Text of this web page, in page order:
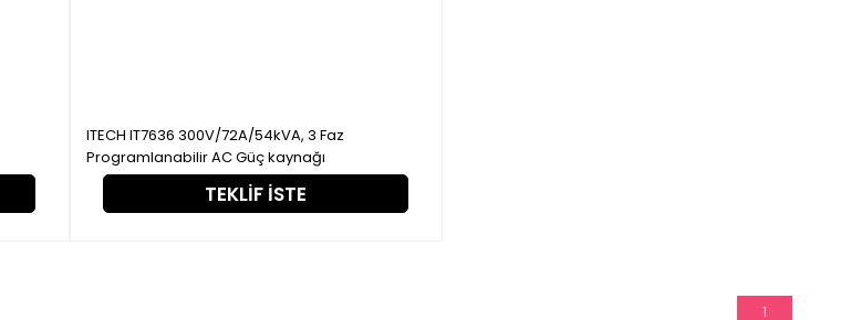
TEKLIF İSTE
ITECH IT7636 300V/72A/54kVA, 3 Faz
Programlanabilir AC Güç kaynağı
1